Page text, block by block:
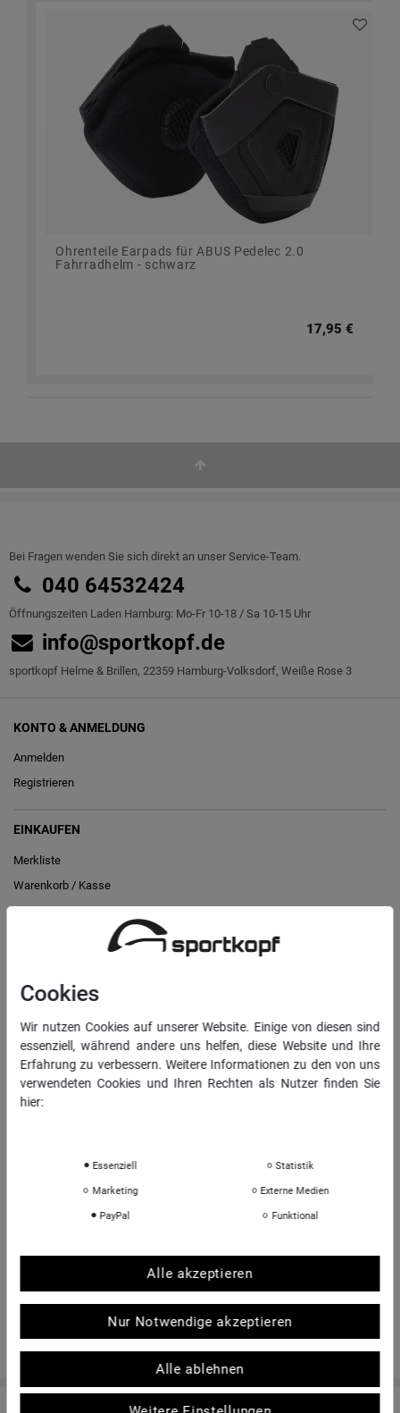
Ohrenteile Earpads für ABUS Pedelec 2.0
Fahrradhelm - schwarz
17,95 €
Bei Fragen wenden Sie sich direkt an unser Service-Team.
040 64532424
Öffnungszeiten Laden Hamburg: Mo-Fr 10-18 / Sa 10-15 Uhr
info@sportkopf.de
sportkopf Helme & Brillen, 22359 Hamburg-Volksdorf, Weiße Rose 3
KONTO & ANMELDUNG
Anmelden
Registrieren
EINKAUFEN
Merkliste
Warenkorb / Kasse
Vertrag widerrufen
Daten­schutz­erklärung
AGB
Impressum
Rücksendungen FAQ
Cookies
Wir nutzen Cookies auf unserer Website. Einige von diesen sind
essenziell, während andere uns helfen, diese Website und Ihre
Erfahrung zu verbessern. Weitere Informationen zu den von uns
verwendeten Cookies und Ihren Rechten als Nutzer finden Sie
hier:
Essenziell Statistik
Marketing Externe Medien
PayPal Funktional
Alle akzeptieren
Nur Notwendige akzeptieren
Alle ablehnen